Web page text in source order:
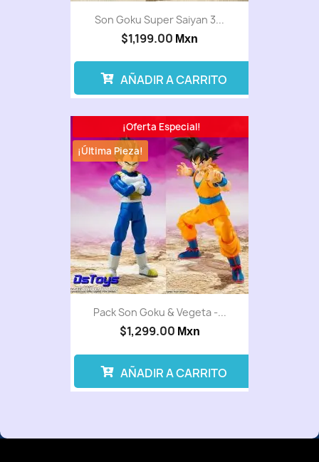
Son Goku Super Saiyan 3...
$1,199.00 Mxn
AÑADIR A CARRITO
Pack Son Goku & Vegeta -...
$1,299.00 Mxn
¡Oferta Especial!
¡Última Pieza!
AÑADIR A CARRITO